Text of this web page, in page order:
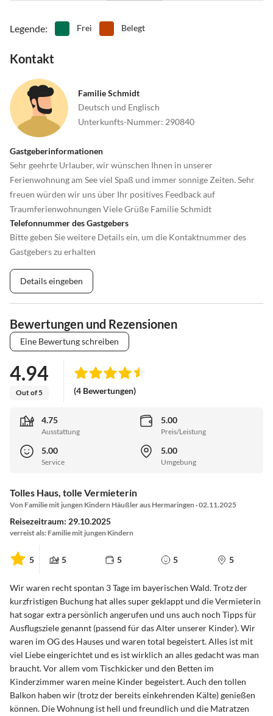
Wandern am Großen Arber, Sommer Rodelbahn Hohen Bogen,
Casino Bad Kötzting,,Minigolf
Shopping und Ausflüge in die Tschechische Republik ca. 20 min. bis
Grenze
Reiterhof Mühlbauer gleich oberhalb von Feriendorf,
Angeln neben dem Feriendorf und im Weißen Regen
Furtner Felsengänge und Drachenspiele , Bodenmais Glasdorf
Hohen Bogen Krad fahren , Sommerrodelbahn , Abfahrtski fahren ,
Rodeln, Kleiner Arbersee Ausflüge
Legende: Frei Belegt
Kontakt
Familie Schmidt
Deutsch und Englisch
Unterkunfts-Nummer: 290840
Gastgeberinformationen
Sehr geehrte Urlauber, wir wünschen Ihnen in unserer
Ferienwohnung am See viel Spaß und immer sonnige Zeiten. Sehr
freuen würden wir uns über Ihr positives Feedback auf
Traumferienwohnungen Viele Grüße Familie Schmidt
Telefonnummer des Gastgebers
Bitte geben Sie weitere Details ein, um die Kontaktnummer des
Gastgebers zu erhalten
Details eingeben
Bewertungen und Rezensionen
Eine Bewertung schreiben
4.94
Out of 5 (4 Bewertungen)
4.75
Ausstattung
5.00
Preis/Leistung
5.00
Service
5.00
Umgebung
Tolles Haus, tolle Vermieterin
Von Familie mit jungen Kindern Häußler aus Hermaringen · 02.11.2025
Reisezeitraum: 29.10.2025
verreist als: Familie mit jungen Kindern
5 5 5 5 5
Wir waren recht spontan 3 Tage im bayerischen Wald. Trotz der
kurzfristigen Buchung hat alles super geklappt und die Vermieterin
hat sogar extra persönlich angerufen und uns auch noch Tipps für
Ausflugsziele genannt (passend für das Alter unserer Kinder). Wir
waren im OG des Hauses und waren total begeistert. Alles ist mit
viel Liebe eingerichtet und es ist wirklich an alles gedacht was man
braucht. Vor allem vom Tischkicker und den Betten im
Kinderzimmer waren meine Kinder begeistert. Auch den tollen
Balkon haben wir (trotz der bereits einkehrenden Kälte) genießen
können. Die Wohnung ist hell und freundlich und die Matratzen